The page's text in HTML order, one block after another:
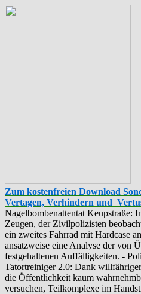
Zum kostenfreien Download
Vertagen, Verhindern und
‪Nagelbombenattentat‬ ‎Keupstraße‬:
Zeugen, der Zivilpolizisten
ein zweites Fahrrad mit Hardcase
ansatzweise eine Analyse der von
festgehaltenen Auffälligkeiten. -
‪Tatortreiniger‬ 2.0: Dank
die Öffentlichkeit kaum
versuchen, Teilkomplexe im